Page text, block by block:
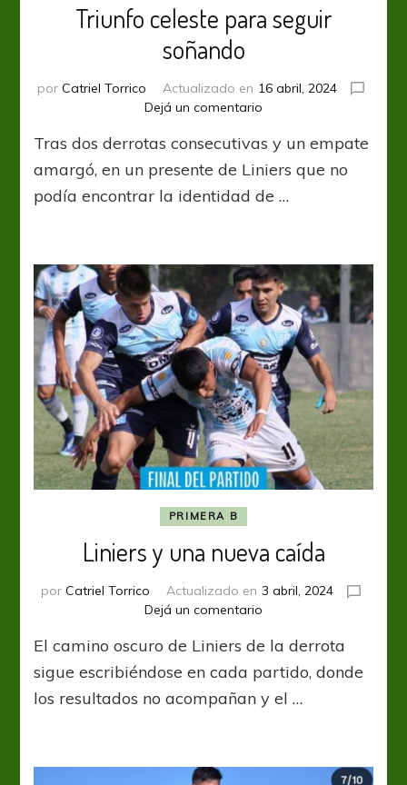
Triunfo celeste para seguir
soñando
por Catriel Torrico Actualizado en 16 abril, 2024
Dejá un comentario
celeste
para
soñando
Tras dos derrotas consecutivas y un empate
amargó, en un presente de Liniers que no
podía encontrar la identidad de …
PRIMERA B
Liniers y una nueva caída
por Catriel Torrico Actualizado en 3 abril, 2024
Dejá un comentario
y
una
caída
El camino oscuro de Liniers de la derrota
sigue escribiéndose en cada partido, donde
los resultados no acompañan y el …